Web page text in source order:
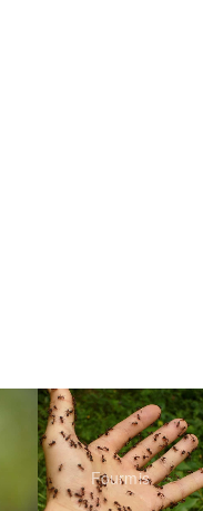
Fourmis